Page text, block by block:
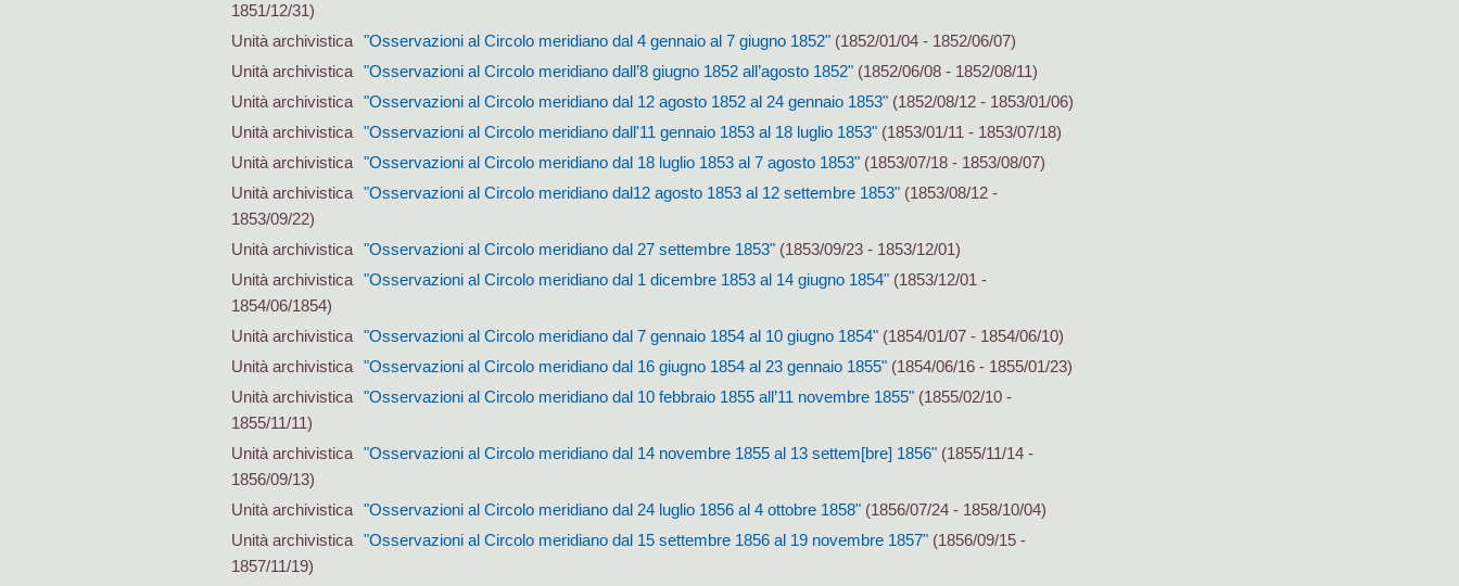
1851/12/31)
Unità archivistica "Osservazioni al Circolo meridiano dal 4 gennaio al 7 giugno 1852"(1852/01/04 - 1852/06/07)
Unità archivistica "Osservazioni al Circolo meridiano dall’8 giugno 1852 all’agosto 1852"(1852/06/08 - 1852/08/11)
Unità archivistica "Osservazioni al Circolo meridiano dal 12 agosto 1852 al 24 gennaio 1853"(1852/08/12 - 1853/01/06)
Unità archivistica "Osservazioni al Circolo meridiano dall'11 gennaio 1853 al 18 luglio 1853"(1853/01/11 - 1853/07/18)
Unità archivistica "Osservazioni al Circolo meridiano dal 18 luglio 1853 al 7 agosto 1853"(1853/07/18 - 1853/08/07)
Unità archivistica "Osservazioni al Circolo meridiano dal12 agosto 1853 al 12 settembre 1853"(1853/08/12 -
1853/09/22)
Unità archivistica "Osservazioni al Circolo meridiano dal 27 settembre 1853"(1853/09/23 - 1853/12/01)
Unità archivistica "Osservazioni al Circolo meridiano dal 1 dicembre 1853 al 14 giugno 1854"(1853/12/01 -
1854/06/1854)
Unità archivistica "Osservazioni al Circolo meridiano dal 7 gennaio 1854 al 10 giugno 1854"(1854/01/07 - 1854/06/10)
Unità archivistica "Osservazioni al Circolo meridiano dal 16 giugno 1854 al 23 gennaio 1855"(1854/06/16 - 1855/01/23)
Unità archivistica "Osservazioni al Circolo meridiano dal 10 febbraio 1855 all’11 novembre 1855"(1855/02/10 -
1855/11/11)
Unità archivistica "Osservazioni al Circolo meridiano dal 14 novembre 1855 al 13 settem[bre] 1856"(1855/11/14 -
1856/09/13)
Unità archivistica "Osservazioni al Circolo meridiano dal 24 luglio 1856 al 4 ottobre 1858"(1856/07/24 - 1858/10/04)
Unità archivistica "Osservazioni al Circolo meridiano dal 15 settembre 1856 al 19 novembre 1857"(1856/09/15 -
1857/11/19)